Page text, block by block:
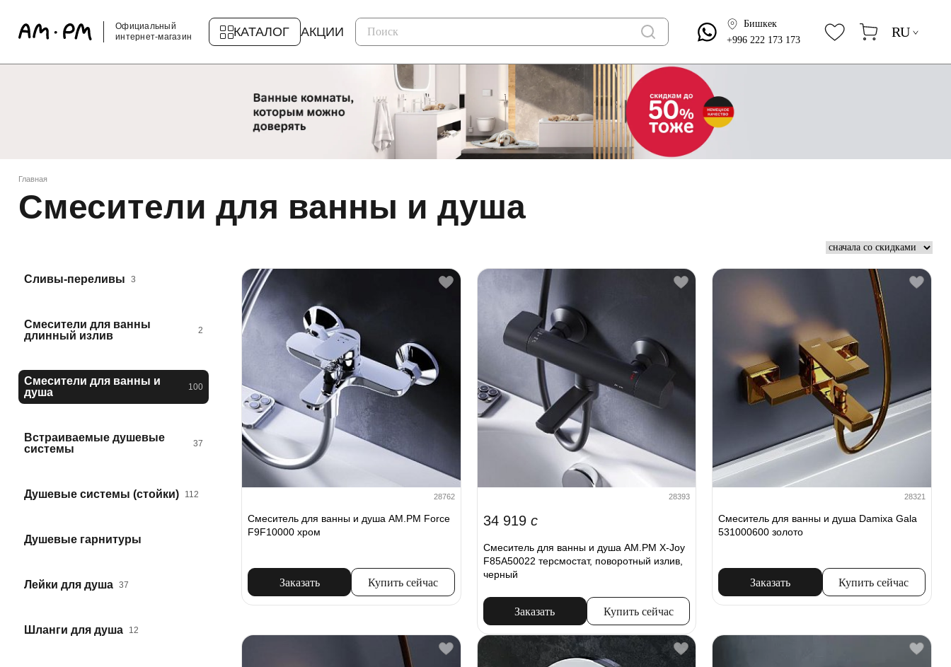
Официальный
интернет-магазин
КАТАЛОГ АКЦИИ
Бишкек
+996 222 173 173
RU
Главная
Смесители для ванны и душа
Сливы-переливы 3
Смесители для ванны
длинный излив
2
Смесители для ванны и
душа
100
Встраиваемые душевые
системы
37
Душевые системы (стойки) 112
Душевые гарнитуры
Лейки для душа 37
Шланги для душа 12
28762
Смеситель для ванны и душа AM.PM Force
F9F10000 хром
Заказать Купить сейчас
28393
34 919 c
Смеситель для ванны и душа AM.PM X-Joy
F85A50022 терсмостат, поворотный излив,
черный
Заказать Купить сейчас
28321
Смеситель для ванны и душа Damixa Gala
531000600 золото
Заказать Купить сейчас